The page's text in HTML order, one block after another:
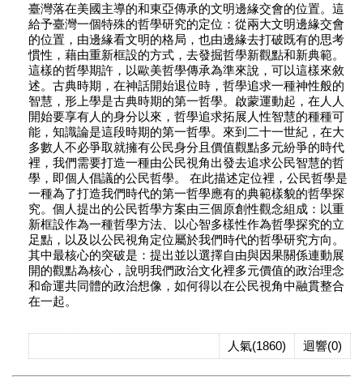
臺灣落在美國主導的和東亞傳承的文明邊緣交會的位置。這
給予臺灣一個特殊的哲學研究的定位：從兩大文明邊緣交會
的位置，由邊緣看文明的格局，也由邊緣去打破既有的思考
慣性，藉由重新框設的方式，去發掘哲學新觀點和新典範。
這樣的哲學期許，以歐美哲學傳承為準來說，可以這樣來敘
述。古典時期，在神話開始退位時，哲學追求一種神性般的
智慧，形上學是古典時期的第一哲學。啟蒙運動起，在人人
開始要享有人的身分以來，哲學追求拓展人性智慧的種種可
能，知識論是這段時期的第一哲學。來到二十一世紀，在大
多數人不必爭取就擁有公民身分且價值觀點多元紛爭的時代
裡，我們需要打造一種由公民視角出發去追求公民智慧的哲
學，即個人倡議的公民哲學。 在此描述定位裡，公民哲學是
一種為了打造我們時代的第一哲學應有的典範樣貌的哲學探
究。個人提出的公民哲學方案由三個原創性觀念組成：以重
新框設作為一種哲學方法、以心智多樣性作為哲學探究的立
足點，以及以公民視角定位屬於我們時代的哲學研究方向。
其中最核心的突破是：提出並以選擇自由與因果關係連動展
開的觀點為核心，說明我們政治文化裡多元價值的政治理念
和命運共同體的政治想像，如何得以在公民視角中融貫整合
在一起。
迴響(0)
人氣(1860)